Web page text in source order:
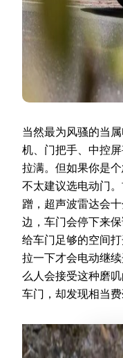
当然最为风骚的当
机、门把手、中控
拉满。但如果你是
不太建议选电动门
蹭，超声波雷达会
边，车门会停下来
给车门足够的空间
拉一下才会电动继
么人会接受这种磨
车门，却发现相当费